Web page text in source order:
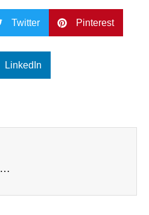
Twitter Pinterest
LinkedIn
K2 — активная портативная линейная акустическая система